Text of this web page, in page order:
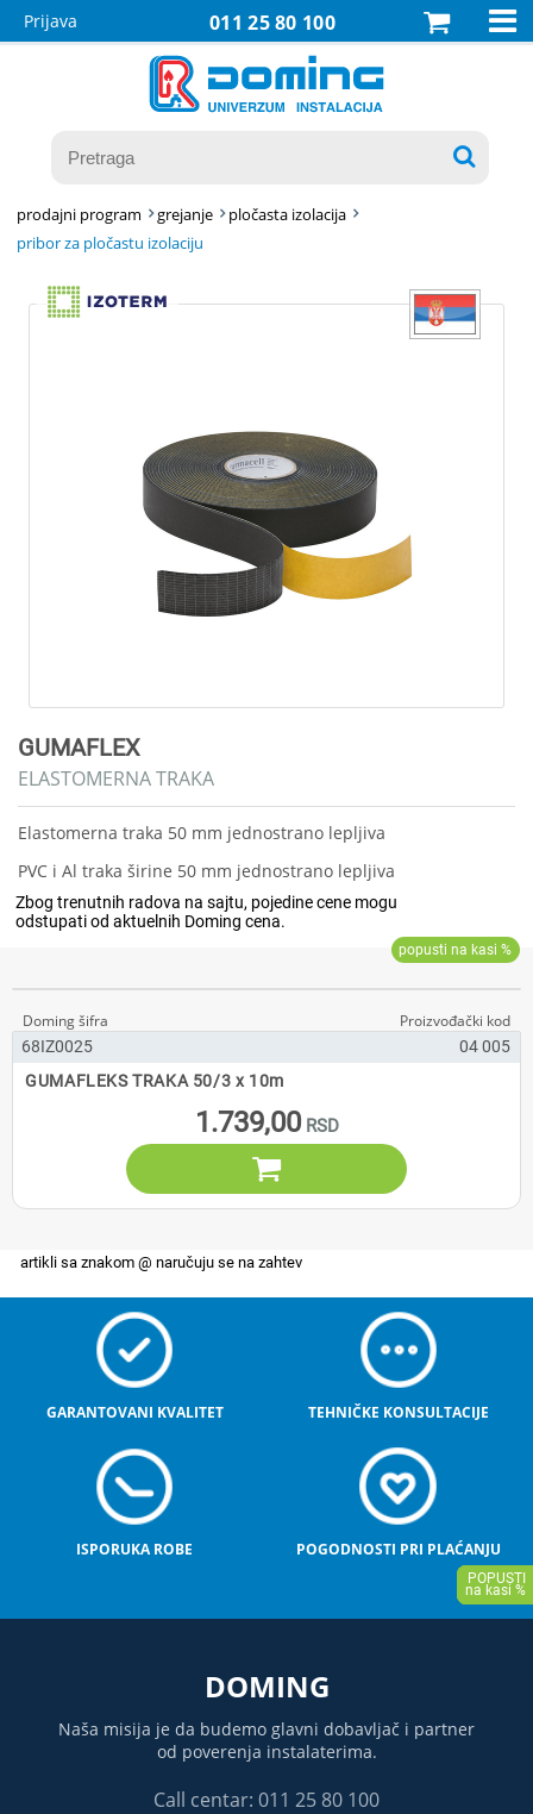
011 25 80 100
Prijava 

prodajni program grejanje
pločasta izolacija
pribor za pločastu izolaciju
GUMAFLEX
ELASTOMERNA TRAKA
Elastomerna traka 50 mm jednostrano lepljiva
PVC i Al traka širine 50 mm jednostrano lepljiva
68IZ0025
04 005
GUMAFLEKS TRAKA 50/3 x 10m
1.739,00

GARANTOVANI KVALITET TEHNIČKE KONSULTACIJE
ISPORUKA ROBE POGODNOSTI PRI PLAĆANJU
DOMING
Naša misija je da budemo glavni dobavljač i partner
od poverenja instalaterima.
Call centar: 011 25 80 100